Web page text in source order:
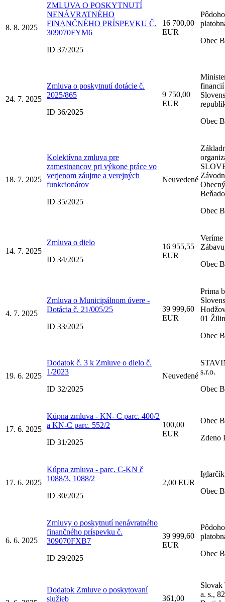
8. 8. 2025
ZMLUVA O POSKYTNUTÍ
NENÁVRATNÉHO
FINANČNÉHO PRÍSPEVKU Č.
309070FYM6
ID 37/2025
16 700,00
EUR
Obec
24. 7. 2025
Zmluva o poskytnutí dotácie č.
2025/865
ID 36/2025
9 750,00
EUR
financií
Obec
18. 7. 2025
Kolektívna zmluva pre
zamestnancov pri výkone práce vo
verjenom záujme a verejných
funkcionárov
ID 35/2025
Neuvedené
Obec
14. 7. 2025
Zmluva o dielo
ID 34/2025
16 955,55
EUR
Veríme
Obec
4. 7. 2025
Zmluva o Municipálnom úvere -
Dotácia č. 21/005/25
ID 33/2025
39 999,60
EUR
Prima
01
Obec
19. 6. 2025
Dodatok č. 3 k Zmluve o dielo č.
1/2023
ID 32/2025
Neuvedené s.r.o.
Obec
17. 6. 2025
Kúpna zmluva - KN- C parc. 400/2
a KN-C parc. 552/2
ID 31/2025
100,00
EUR
Obec
Zdeno
17. 6. 2025
Kúpna zmluva - parc. C-KN č
1088/3, 1088/2
ID 30/2025
2,00 EUR
Obec
6. 6. 2025
Zmluvy o poskytnutí nenávratného
finančného príspevku č.
309070FXB7
ID 29/2025
39 999,60
EUR
Obec
Dodatok Zmluve o poskytovaní
služieb
361,00
Slovak
a. s.,